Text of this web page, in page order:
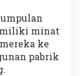
minat
ke
pabrik